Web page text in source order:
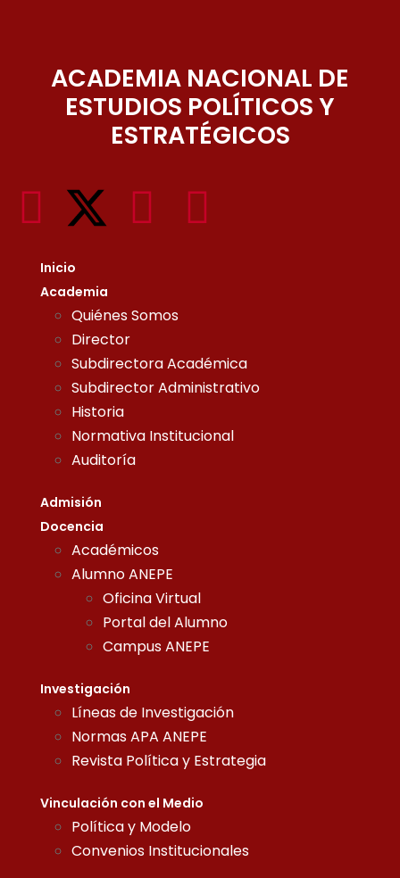
ACADEMIA NACIONAL DE
ESTUDIOS POLÍTICOS Y
ESTRATÉGICOS
Inicio
Academia
Quiénes Somos
Director
Subdirectora Académica
Subdirector Administrativo
Historia
Normativa Institucional
Auditoría
Admisión
Docencia
Académicos
Alumno ANEPE
Oficina Virtual
Portal del Alumno
Campus ANEPE
Investigación
Líneas de Investigación
Normas APA ANEPE
Revista Política y Estrategia
Vinculación con el Medio
Política y Modelo
Convenios Institucionales